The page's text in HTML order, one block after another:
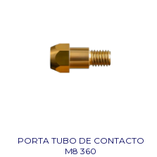
PORTA TUBO DE CONTACTO
M8 360